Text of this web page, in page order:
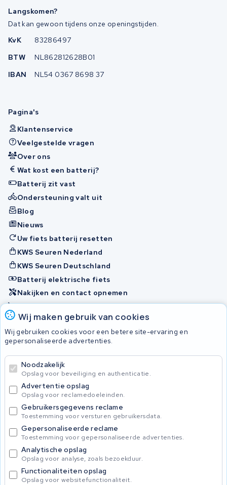
Wij maken gebruik van cookies
Wij gebruiken cookies voor een betere site-ervaring en
gepersonaliseerde advertenties.
Noodzakelijk
Opslag voor beveiliging en authenticatie.
Advertentie opslag
Opslag voor reclamedoeleinden.
Gebruikersgegevens reclame
Toestemming voor versturen gebruikersdata.
Gepersonaliseerde reclame
Toestemming voor gepersonaliseerde advertenties.
Analytische opslag
Opslag voor analyse, zoals bezoekduur.
Functionaliteiten opslag
Opslag voor websitefunctionaliteit.
Langskomen?
Dat kan gewoon tijdens onze openingstijden.
KvK
83286497
BTW
NL862812628B01
IBAN
NL54 0367 8698 37
Pagina's
Klantenservice
Veelgestelde vragen
Over ons
Wat kost een batterij?
Batterij zit vast
Ondersteuning valt uit
Blog
Nieuws
Uw fiets batterij resetten
KWS Seuren Nederland
KWS Seuren Deutschland
Batterij elektrische fiets
Nakijken en contact opnemen
Onherstelbaar
Accu's
© 2026 KWS Seuren
Algemene voorwaarden
Privacy Policy